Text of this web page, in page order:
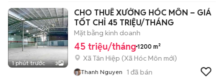
1 phút trước 3
CHO THUÊ XƯỞNG HÓC MÔN – GIÁ
TỐT CHỈ 45 TRIỆU/THÁNG
Mặt bằng kinh doanh
45 triệu/tháng 1200 m²
Xã Tân Hiệp (Xã Hóc Môn mới)
Thanh Nguyen 1 đã bán